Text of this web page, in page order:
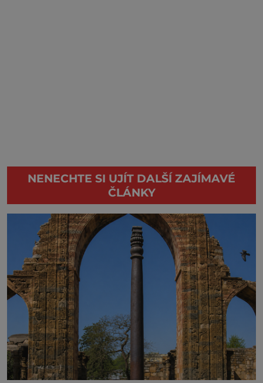
NENECHTE SI UJÍT DALŠÍ ZAJÍMAVÉ
ČLÁNKY